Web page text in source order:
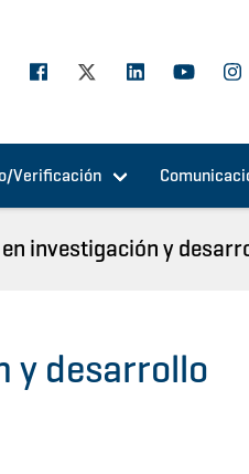
Verificación
investigación y
y desarrollo